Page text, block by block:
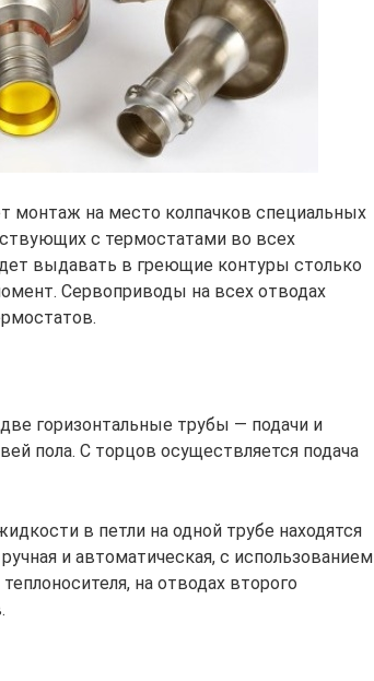
монтаж на место колпачков специальных
с термостатами во всех
выдавать в греющие контуры столько
Сервоприводы на всех отводах
горизонтальные трубы — подачи и
пола. С торцов осуществляется подача
в петли на одной трубе находятся
и автоматическая, с использованием
на отводах второго